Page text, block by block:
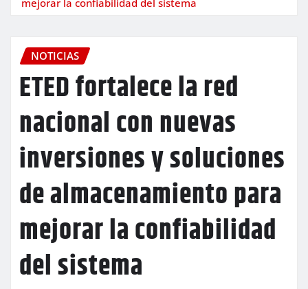
NOTICIAS
ETED fortalece la red
nacional con nuevas
inversiones y soluciones
de almacenamiento para
mejorar la confiabilidad
del sistema